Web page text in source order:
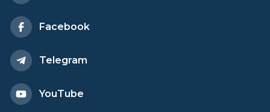
Facebook
Telegram
YouTube